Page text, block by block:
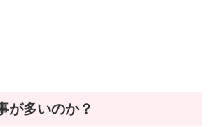
が多いのか？